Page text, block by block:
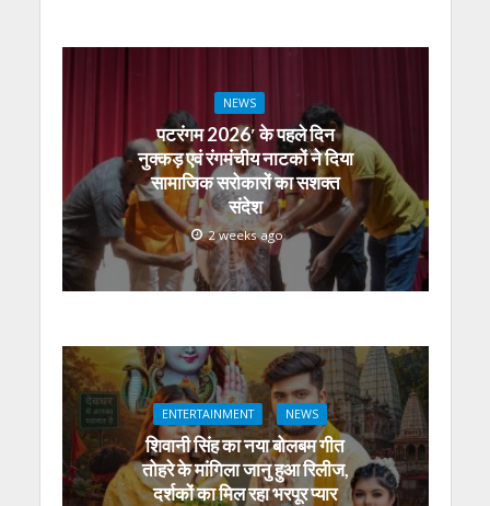
NEWS
पटरंगम 2026′ के पहले दिन
नुक्कड़ एवं रंगमंचीय नाटकों ने दिया
सामाजिक सरोकारों का सशक्त
संदेश
2 weeks ago
ENTERTAINMENT NEWS
शिवानी सिंह का नया बोलबम गीत
तोहरे के मांगिला जानु हुआ रिलीज,
दर्शकों का मिल रहा भरपूर प्यार